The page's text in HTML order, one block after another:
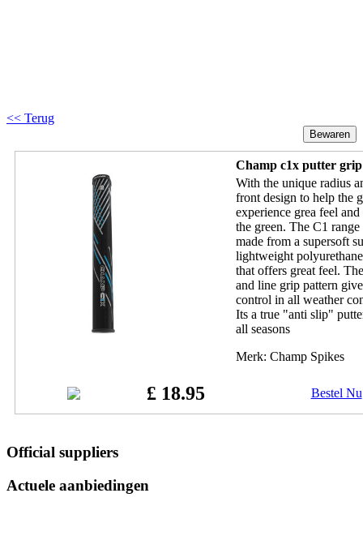
<< Terug
Champ c1x putter grip
With the unique radius
front design to help the
experience grea feel
the green. The C1 range
made from a supersoft
lightweight
that offers great feel.
and line grip pattern
control in all weather
Its a true "anti slip"
all seasons
Merk: Champ Spikes
£ 18.95 Bestel Nu
Official suppliers
Actuele aanbiedingen